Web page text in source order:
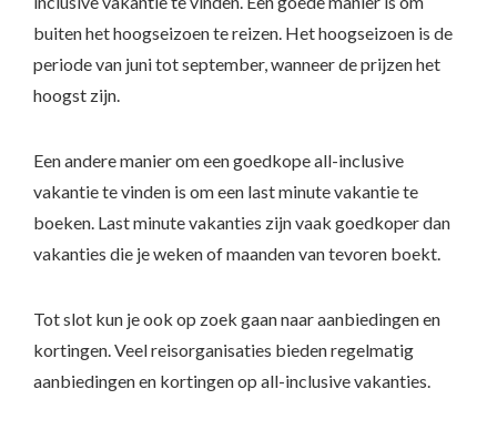
buiten het hoogseizoen te reizen. Het hoogseizoen is de
periode van juni tot september, wanneer de prijzen het
hoogst zijn.
Een andere manier om een goedkope all-inclusive
vakantie te vinden is om een last minute vakantie te
boeken. Last minute vakanties zijn vaak goedkoper dan
vakanties die je weken of maanden van tevoren boekt.
Tot slot kun je ook op zoek gaan naar aanbiedingen en
kortingen. Veel reisorganisaties bieden regelmatig
aanbiedingen en kortingen op all-inclusive vakanties.